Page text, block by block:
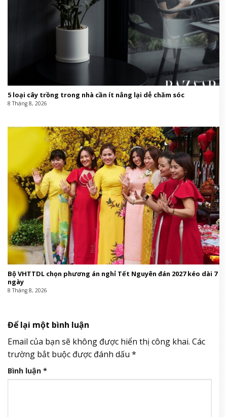
5 loại cây trồng trong nhà cần ít nắng lại dễ chăm sóc
8 Tháng 8, 2026
Bộ VHTTDL chọn phương án nghỉ Tết Nguyên đán 2027 kéo dài 7
ngày
8 Tháng 8, 2026
Để lại một bình luận
Email của bạn sẽ không được hiển thị công khai. Các
trường bắt buộc được đánh dấu *
Bình luận *